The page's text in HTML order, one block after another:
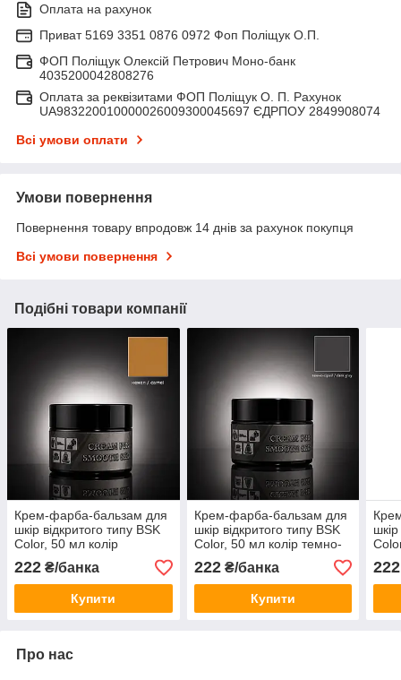
Оплата на рахунок
Приват 5169 3351 0876 0972 Фоп Поліщук О.П.
ФОП Поліщук Олексій Петрович Моно-банк
4035200042808276
Оплата за реквізитами ФОП Поліщук О. П. Рахунок
UA983220010000026009300045697 ЄДРПОУ 2849908074
Всі умови оплати
Умови повернення
Повернення товару впродовж 14 днів за рахунок покупця
Всі умови повернення
Подібні товари компанії
Крем-фарба-бальзам для
шкір відкритого типу BSK
Color, 50 мл колір
верблюд
222 ₴/банка
Купити
Крем-фарба-бальзам для
шкір відкритого типу BSK
Color, 50 мл колір темно-
сірий
222₴/банка
Купити
222
Про нас